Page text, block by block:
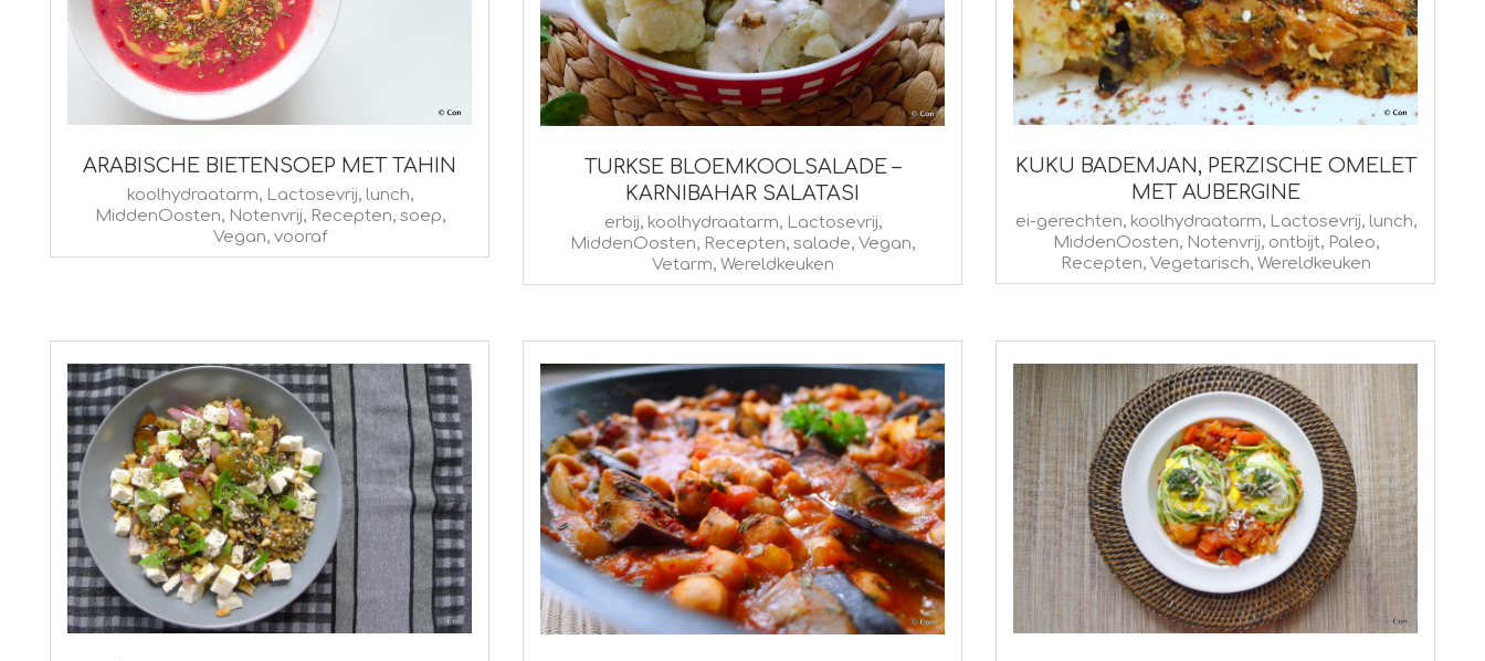
ARABISCHE BIETENSOEP MET TAHIN
koolhydraatarm, Lactosevrij, lunch,
MiddenOosten, Notenvrij, Recepten, soep,
Vegan, vooraf
TURKSE BLOEMKOOLSALADE –
KARNIBAHAR SALATASI
erbij, koolhydraatarm, Lactosevrij,
MiddenOosten, Recepten, salade, Vegan,
Vetarm, Wereldkeuken
KUKU BADEMJAN, PERZISCHE OMELET
MET AUBERGINE
2017-
ei-gerechten, koolhydraatarm, Lactosevrij, lunch,
MiddenOosten, Notenvrij, ontbijt, Paleo,
Recepten, Vegetarisch, Wereldkeuken